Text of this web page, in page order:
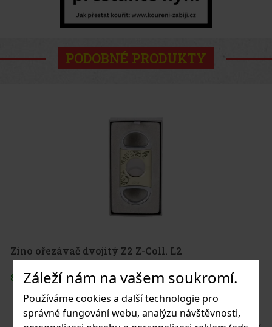
Záleží nám na vašem soukromí.
Používáme cookies a další technologie pro
správné fungování webu, analýzu návštěvnosti,
PODOBNÉ PRODUKTY
Zino ořezávač dvojitý Z2 Z-Coll. L2
SKLADEM(1 ks)